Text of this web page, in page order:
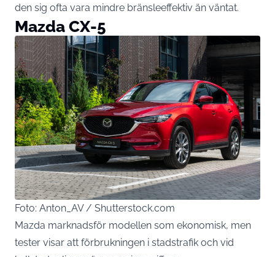
den sig ofta vara mindre bränsleeffektiv än väntat.
Mazda CX-5
Foto: Anton_AV / Shutterstock.com
Mazda marknadsför modellen som ekonomisk, men
tester visar att förbrukningen i stadstrafik och vid